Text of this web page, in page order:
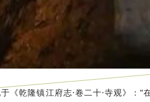
《乾隆镇江府志·卷二十·寺观》：